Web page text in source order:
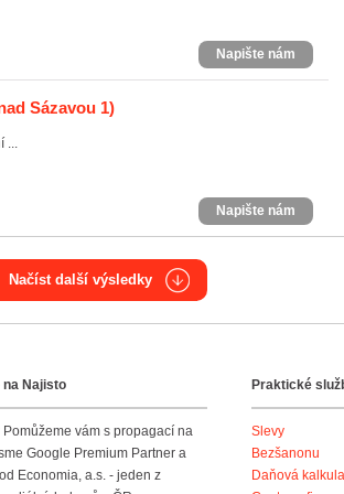
Napište nám
Sázavou 1)
...
Napište nám
Načíst další výsledky
na Najisto
Pomůžeme vám s propagací na
Google Premium Partner a
Economia, a.s. - jeden z
Praktické
Slevy
Bezšanonu
Daňová